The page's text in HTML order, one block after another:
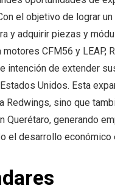
el objetivo de lograr un
y adquirir piezas y
motores CFM56 y LEAP,
intención de extender
Unidos. Esta
Redwings, sino que
Querétaro, generando
el desarrollo económico